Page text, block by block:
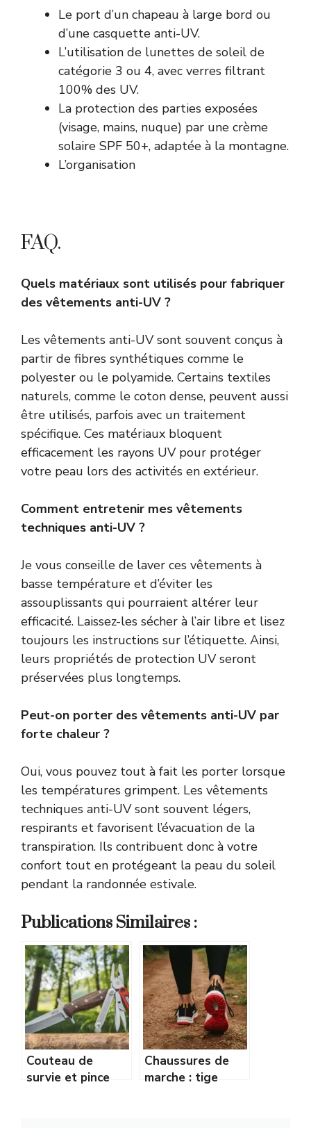
Le port d’un chapeau à large bord ou
d’une casquette anti-UV.
L’utilisation de lunettes de soleil de
catégorie 3 ou 4, avec verres filtrant
100% des UV.
La protection des parties exposées
(visage, mains, nuque) par une crème
solaire SPF 50+, adaptée à la montagne.
L’organisation
FAQ.
Quels matériaux sont utilisés pour fabriquer
des vêtements anti-UV ?
Les vêtements anti-UV sont souvent conçus à
partir de fibres synthétiques comme le
polyester ou le polyamide. Certains textiles
naturels, comme le coton dense, peuvent aussi
être utilisés, parfois avec un traitement
spécifique. Ces matériaux bloquent
efficacement les rayons UV pour protéger
votre peau lors des activités en extérieur.
Comment entretenir mes vêtements
techniques anti-UV ?
Je vous conseille de laver ces vêtements à
basse température et d’éviter les
assouplissants qui pourraient altérer leur
efficacité. Laissez-les sécher à l’air libre et lisez
toujours les instructions sur l’étiquette. Ainsi,
leurs propriétés de protection UV seront
préservées plus longtemps.
Peut-on porter des vêtements anti-UV par
forte chaleur ?
Oui, vous pouvez tout à fait les porter lorsque
les températures grimpent. Les vêtements
techniques anti-UV sont souvent légers,
respirants et favorisent l’évacuation de la
transpiration. Ils contribuent donc à votre
confort tout en protégeant la peau du soleil
pendant la randonnée estivale.
Publications Similaires :
Couteau de
survie et pince
Chaussures de
marche : tige